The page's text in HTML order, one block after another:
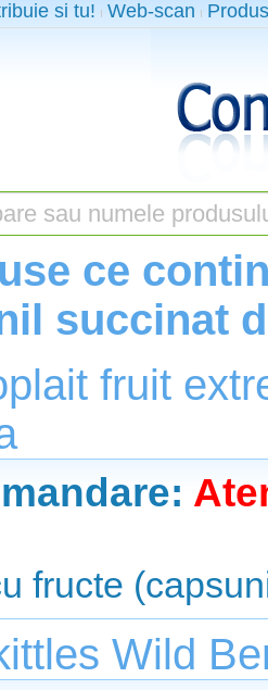
si tu! Web-scan
ce
succinat
fruit
fructe
Wild